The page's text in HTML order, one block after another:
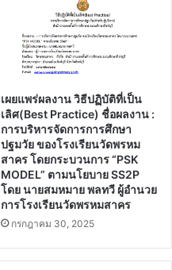
เผยแพร่ผลงาน วิธีปฏิบัติที่เป็น
เลิศ(Best Practice) ชื่อผลงาน :
การบริหารจัดการการศึกษา
ปฐมวัย ของโรงเรียนวัดพรหม
สาคร โดยกระบวนการ “PSK
MODEL” ตามนโยบาย SS2P
โดย นายสมหมาย พลทวี ผู้อำนวย
การโรงเรียนวัดพรหมสาคร
กรกฎาคม 30, 2025